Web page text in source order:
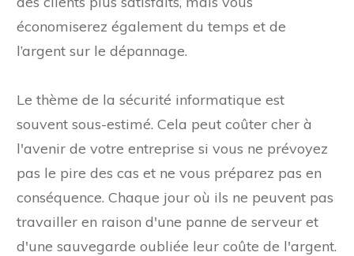
économiserez également du temps et de
l’argent sur le dépannage.
Le thème de la sécurité informatique est
souvent sous-estimé. Cela peut coûter cher à
l'avenir de votre entreprise si vous ne prévoyez
pas le pire des cas et ne vous préparez pas en
conséquence. Chaque jour où ils ne peuvent pas
travailler en raison d'une panne de serveur et
d'une sauvegarde oubliée leur coûte de l'argent.